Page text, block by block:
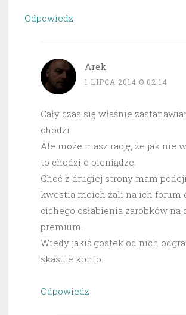
Odpowiedz
Arek
1 LIPCA 2014 O 02:14
Cały czas się właśnie
chodzi.
Ale może masz rację, że jak nie
to chodzi o pieniądze.
Choć z drugiej strony mam
kwestia moich żali na ich forum
cichego osłabienia zarobków na
premium.
Wtedy jakiś gostek od nich
skasuje konto.
Odpowiedz